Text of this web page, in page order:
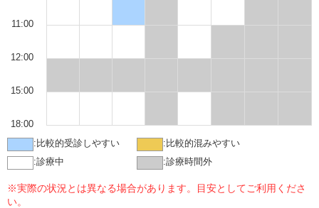
11:00
12:00
15:00
18:00
: 比較的受診しやすい : 比較的混みやすい
:診療中 :診療時間外
※実際の状況とは異なる場合があります。目安としてご利用くださ
い。